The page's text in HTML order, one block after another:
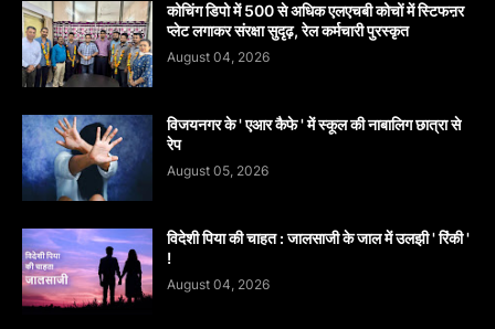
कोचिंग डिपो में 500 से अधिक एलएचबी कोचों में स्टिफऩर
प्लेट लगाकर संरक्षा सुदृढ़, रेल कर्मचारी पुरस्कृत
August 04, 2026
विजयनगर के ' एआर कैफे ' में स्कूल की नाबालिग छात्रा से
रेप
August 05, 2026
विदेशी पिया की चाहत : जालसाजी के जाल में उलझी ' रिंकी '
!
August 04, 2026